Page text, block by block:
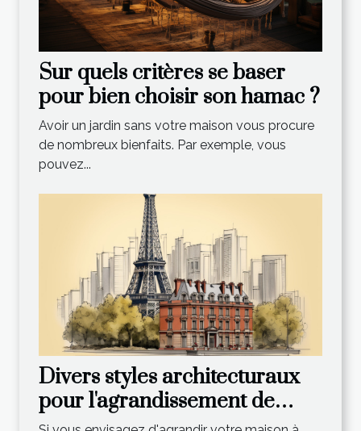
Sur quels critères se baser
pour bien choisir son hamac ?
Avoir un jardin sans votre maison vous procure
de nombreux bienfaits. Par exemple, vous
pouvez...
Divers styles architecturaux
pour l'agrandissement de